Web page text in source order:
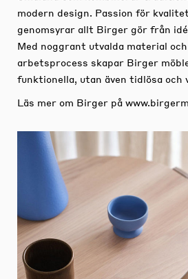
modern design. Passion för
genomsyrar allt Birger gör från
Med noggrant utvalda material
arbetsprocess skapar Birger
funktionella, utan även tidlösa och
Läs mer om Birger på